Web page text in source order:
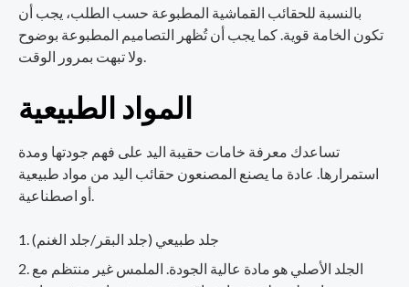
بالنسبة للحقائب القماشية المطبوعة حسب الطلب، يجب أن
تكون الخامة قوية. كما يجب أن تُظهر التصاميم المطبوعة بوضوح
ولا تبهت بمرور الوقت.
المواد الطبيعية
تساعدك معرفة خامات حقيبة اليد على فهم جودتها ومدة
استمرارها. عادة ما يصنع المصنعون حقائب اليد من مواد طبيعية
أو اصطناعية.
جلد طبيعي (جلد البقر/جلد الغنم)
الجلد الأصلي هو مادة عالية الجودة. الملمس غير منتظم مع